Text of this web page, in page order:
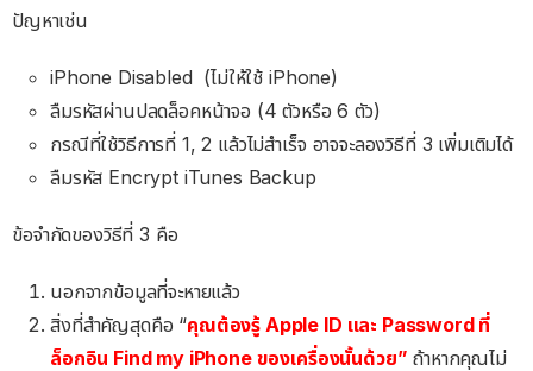
ปัญหาเช่น
iPhone Disabled (ไม่ให้ใช้ iPhone)
ลืมรหัสผ่านปลดล็อคหน้าจอ (4 ตัวหรือ 6 ตัว)
กรณีที่ใช้วิธีการที่ 1, 2 แล้วไม่สำเร็จ อาจจะลองวิธีที่ 3 เพิ่มเติมได้
ลืมรหัส Encrypt iTunes Backup
ข้อจำกัดของวิธีที่ 3 คือ
นอกจากข้อมูลที่จะหายแล้ว
สิ่งที่สำคัญสุดคือ “คุณต้องรู้ Apple ID และ Password ที่
ล็อกอิน Find my iPhone ของเครื่องนั้นด้วย” ถ้าหากคุณไม่